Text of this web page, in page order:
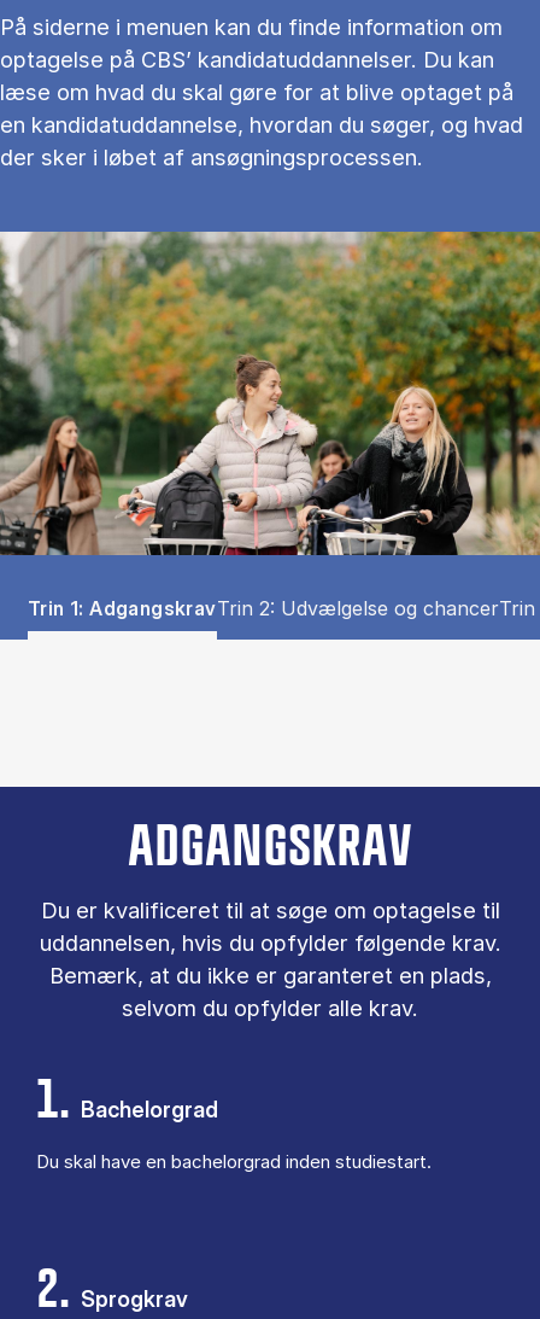
På siderne i menuen kan du finde information om
optagelse på CBS’ kandidatuddannelser. Du kan
læse om hvad du skal gøre for at blive optaget på
en kandidatuddannelse, hvordan du søger, og hvad
der sker i løbet af ansøgningsprocessen.
Tablist controls
Show panel
Trin 1: AdgangskravShow panel
Trin 2: Udvælgelse og chancerTrin
ADGANGSKRAV
Du er kva­li­fi­ce­ret til at søge om op­ta­gel­se til
ud­dan­nel­sen, hvis du op­fyl­der føl­gen­de krav.
Be­mærk, at du ikke er ga­ran­te­ret en plads,
selv­om du op­fyl­der alle krav.
1. Bachelorgrad
Du skal have en ba­chel­or­grad in­den stu­di­estart.
2. Sprogkrav